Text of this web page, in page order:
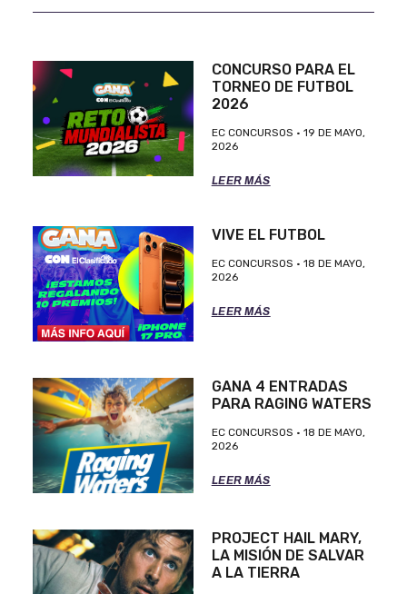
CONCURSO PARA EL
TORNEO DE FUTBOL
2026
EC CONCURSOS
19 DE MAYO,
2026
LEER MÁS
VIVE EL FUTBOL
EC CONCURSOS
18 DE MAYO,
2026
LEER MÁS
GANA 4 ENTRADAS
PARA RAGING WATERS
EC CONCURSOS
18 DE MAYO,
2026
LEER MÁS
PROJECT HAIL MARY,
LA MISIÓN DE SALVAR
A LA TIERRA